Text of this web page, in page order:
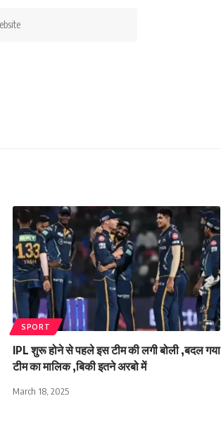
SPORT
IPL शुरू होने से पहले इस टीम की लगी बोली ,बदल गया
टीम का मालिक ,बिकी इतने अरबो में
March 18, 2025